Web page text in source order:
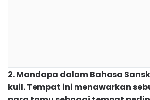
2. Mandapa dalam Bahasa
kuil. Tempat ini menawarkan